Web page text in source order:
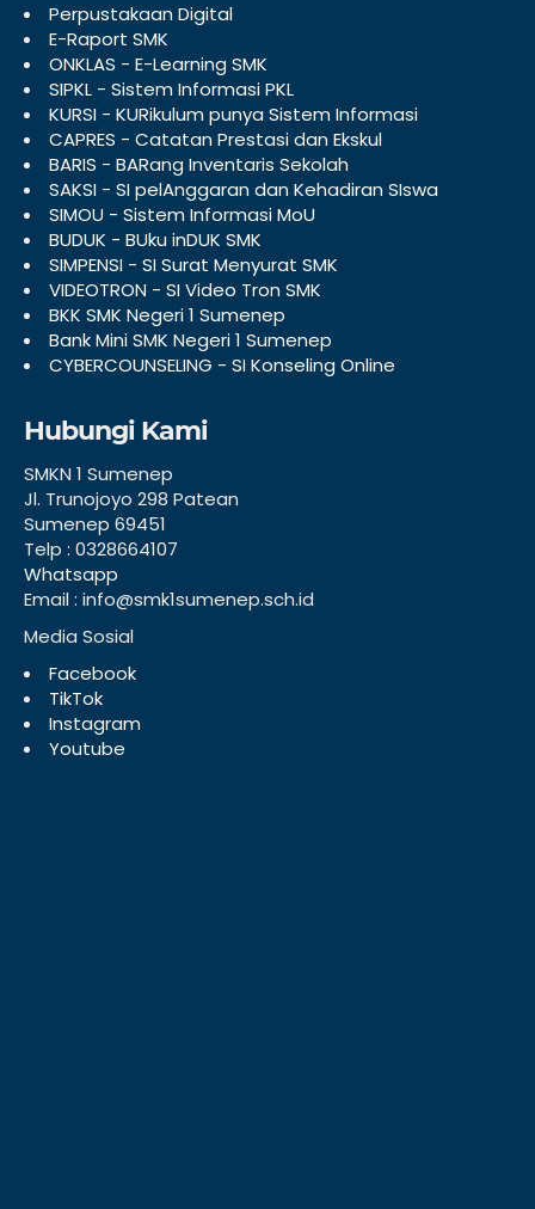
Perpustakaan Digital
E-Raport SMK
ONKLAS - E-Learning SMK
SIPKL - Sistem Informasi PKL
KURSI - KURikulum punya Sistem Informasi
CAPRES - Catatan Prestasi dan Ekskul
BARIS - BARang Inventaris Sekolah
SAKSI - SI pelAnggaran dan Kehadiran SIswa
SIMOU - Sistem Informasi MoU
BUDUK - BUku inDUK SMK
SIMPENSI - SI Surat Menyurat SMK
VIDEOTRON - SI Video Tron SMK
BKK SMK Negeri 1 Sumenep
Bank Mini SMK Negeri 1 Sumenep
CYBERCOUNSELING - SI Konseling Online
Hubungi Kami
SMKN 1 Sumenep
Jl. Trunojoyo 298 Patean
Sumenep 69451
Telp : 0328664107
Whatsapp
Email : info@smk1sumenep.sch.id
Media Sosial
Facebook
TikTok
Instagram
Youtube